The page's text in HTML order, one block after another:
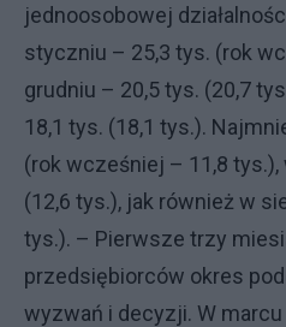
jednoosobowej
styczniu – 25,3 tys. (rok
grudniu – 20,5 tys. (20,7
18,1 tys. (18,1 tys.).
(rok wcześniej – 11,8
(12,6 tys.), jak również w
tys.). – Pierwsze trzy
przedsiębiorców okres
wyzwań i decyzji. W